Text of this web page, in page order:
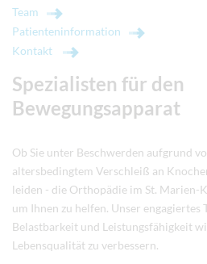
Team
Patienteninformation
Kontakt
Spezialisten für den
Bewegungsapparat
Ob Sie unter Beschwerden aufgrund
altersbedingtem Verschleiß an
leiden - die Orthopädie im St. Marien-
um Ihnen zu helfen. Unser engagiertes
Belastbarkeit und Leistungsfähigkeit
Lebensqualität zu verbessern.